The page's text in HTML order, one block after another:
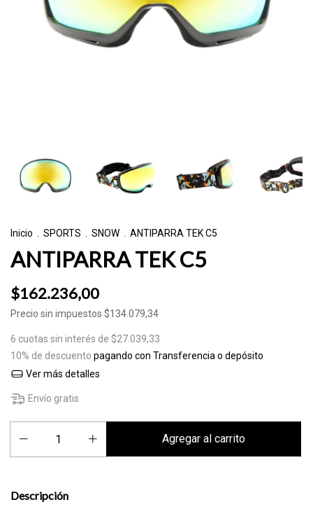
Inicio SPORTS SNOW ANTIPARRA TEK C5
ANTIPARRA TEK C5
$162.236,00
Precio sin impuestos $134.079,34
6 cuotas sin interés de $27.039,33
10% de descuento pagando con Transferencia o depósito
Ver más detalles
Envío gratis
Descripción